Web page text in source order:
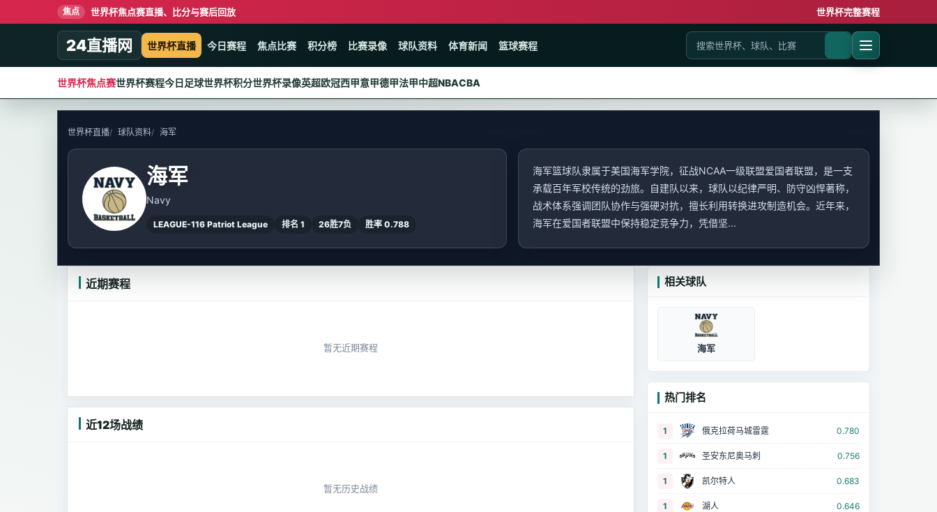
焦点 世界杯焦点赛直播、比分与赛后回放 世界杯完整赛程
24直播网 世界杯直播 今日赛程 焦点比赛 积分榜 比赛录像 球队资料 体育新闻 篮球赛程
世界杯焦点赛世界杯赛程今日足球世界杯积分世界杯录像英超欧冠西甲意甲德甲法甲中超NBACBA
世界杯直播 球队资料 海军
海军
Navy
LEAGUE-116 Patriot League 排名 1 26胜7负 胜率 0.788
海军篮球队隶属于美国海军学院，征战NCAA一级联盟爱国者联盟，是一支
承载百年军校传统的劲旅。自建队以来，球队以纪律严明、防守凶悍著称，
战术体系强调团队协作与强硬对抗，擅长利用转换进攻制造机会。近年来，
海军在爱国者联盟中保持稳定竞争力，凭借坚...
近期赛程
暂无近期赛程
近12场战绩
暂无历史战绩
相关球队
海军
热门排名
1 俄克拉荷马城雷霆 0.780
1 圣安东尼奥马刺 0.756
1 凯尔特人 0.683
1 湖人 0.646